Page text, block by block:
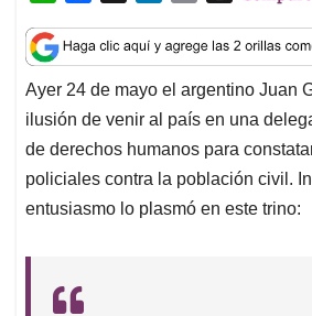
a
t
s
A
p
p
c
e
b
o
o
k
n
k
e
d
I
n
a
i
l
r
e
a
d
s
Ayer 24 de mayo el argentino Juan
ilusión de venir al país en una
de derechos humanos para
policiales contra la población civil.
entusiasmo lo plasmó en este trino: